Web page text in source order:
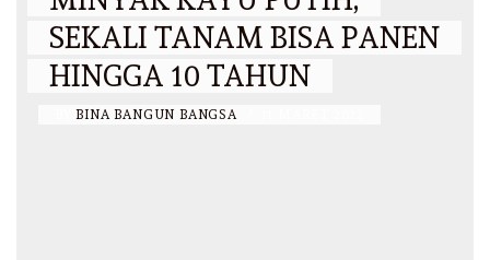
SEKALI TANAM BISA PANEN
HINGGA 10 TAHUN
BINA BANGUN BANGSA